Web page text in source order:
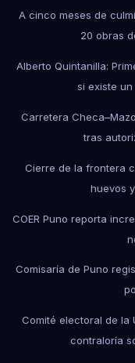
A cinco meses de
20 obras
Alberto Quintanilla:
si existe
Carretera
tras
Cierre de la frontera
huevos
COER Puno reporta
Comisaría de Puno
Comité electoral de la
contraloría